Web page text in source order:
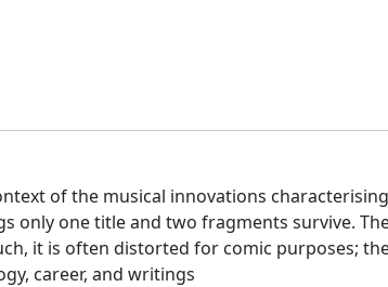
of the musical innovations characterising
only one title and two fragments survive.
it is often distorted for comic purposes;
career, and writings